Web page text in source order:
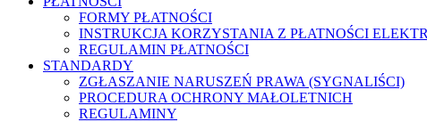
FORMY PŁATNOŚCI
INSTRUKCJA KORZYSTANIA Z PŁATNOŚCI
REGULAMIN PŁATNOŚCI
STANDARDY
ZGŁASZANIE NARUSZEŃ PRAWA (SYGNALIŚCI)
PROCEDURA OCHRONY MAŁOLETNICH
REGULAMINY